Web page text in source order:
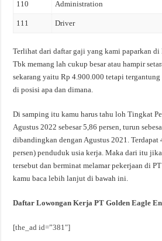
110 Administration
111 Driver
Terlihat dari daftar gaji yang kami paparkan di
Tbk memang lah cukup besar atau hampir
sekarang yaitu Rp 4.900.000 tetapi tergantung
di posisi apa dan dimana.
Di samping itu kamu harus tahu loh Tingkat
Agustus 2022 sebesar 5,86 persen, turun
dibandingkan dengan Agustus 2021. Terdapat
persen) penduduk usia kerja. Maka dari itu
tersebut dan berminat melamar pekerjaan di
kamu baca lebih lanjut di bawah ini.
Daftar Lowongan Kerja PT Golden Eagle
[the_ad id=”381″]